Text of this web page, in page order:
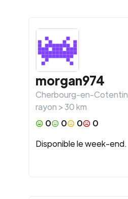
morgan974
Cherbourg-en-Cotentin
rayon >30km
0
0 0
0
Disponible le week-end.